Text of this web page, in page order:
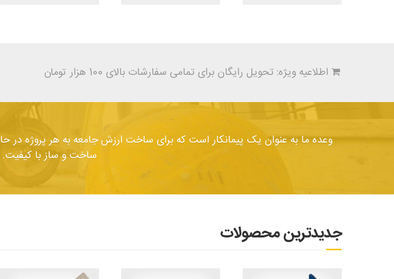
اطلاعیه ویژه: تحویل رایگان برای تمامی سفارشات بالای 100 هزار تومان
وعده ما به عنوان یک پیمانکار است که برای ساخت ارزش جامعه به هر پروژه در
ساخت و ساز با کیفیت.
جدیدترین محصولات